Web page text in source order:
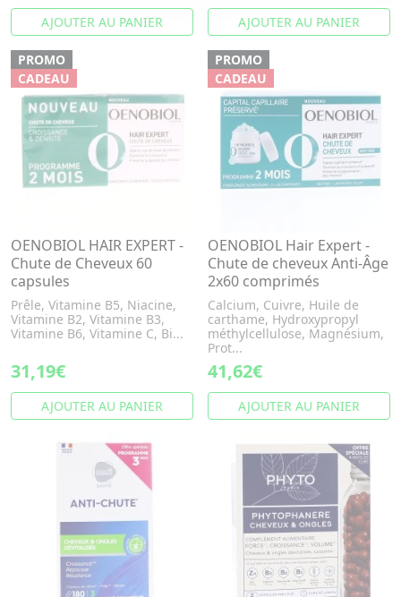
AJOUTER AU PANIER AJOUTER AU PANIER
PROMO
CADEAU
OENOBIOL HAIR EXPERT -
Chute de Cheveux 60
capsules
Prêle, Vitamine B5, Niacine,
Vitamine B2, Vitamine B3,
Vitamine B6, Vitamine C, Bi...
31,19€
AJOUTER AU PANIER
PROMO
CADEAU
OENOBIOL Hair Expert -
Chute de cheveux Anti-Âge
2x60 comprimés
Calcium, Cuivre, Huile de
carthame, Hydroxypropyl
méthylcellulose, Magnésium,
Prot...
41,62€
AJOUTER AU PANIER